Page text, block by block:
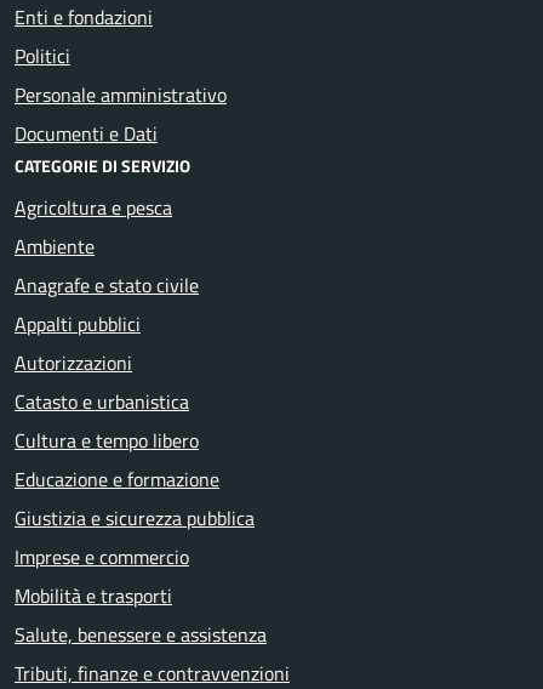
Enti e fondazioni
Politici
Personale amministrativo
Documenti e Dati
CATEGORIE DI SERVIZIO
Agricoltura e pesca
Ambiente
Anagrafe e stato civile
Appalti pubblici
Autorizzazioni
Catasto e urbanistica
Cultura e tempo libero
Educazione e formazione
Giustizia e sicurezza pubblica
Imprese e commercio
Mobilità e trasporti
Salute, benessere e assistenza
Tributi, finanze e contravvenzioni